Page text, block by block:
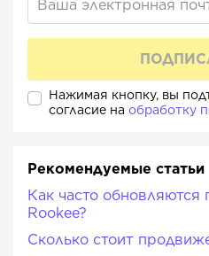
Нажимая кнопку, вы
согласие на обработку
Рекомендуемые статьи
Как часто обновляются
Rookee?
Сколько стоит